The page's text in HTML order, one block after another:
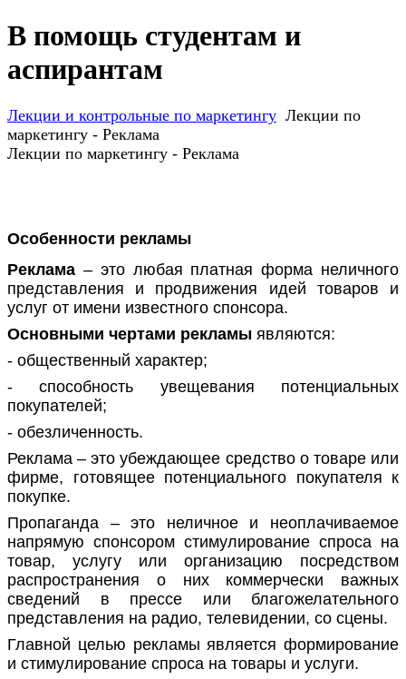
В помощь студентам и
аспирантам
Лекции и контрольные по маркетингу Лекции по
маркетингу - Реклама
Лекции по маркетингу - Реклама
Особенности рекламы
Реклама – это любая платная форма неличного
представления и продвижения идей товаров и
услуг от имени известного спонсора.
Основными чертами рекламы являются:
- общественный характер;
- способность увещевания потенциальных
покупателей;
- обезличенность.
Реклама – это убеждающее средство о товаре или
фирме, готовящее потенциального покупателя к
покупке.
Пропаганда – это неличное и неоплачиваемое
напрямую спонсором стимулирование спроса на
товар, услугу или организацию посредством
распространения о них коммерчески важных
сведений в прессе или благожелательного
представления на радио, телевидении, со сцены.
Главной целью рекламы является формирование
и стимулирование спроса на товары и услуги.